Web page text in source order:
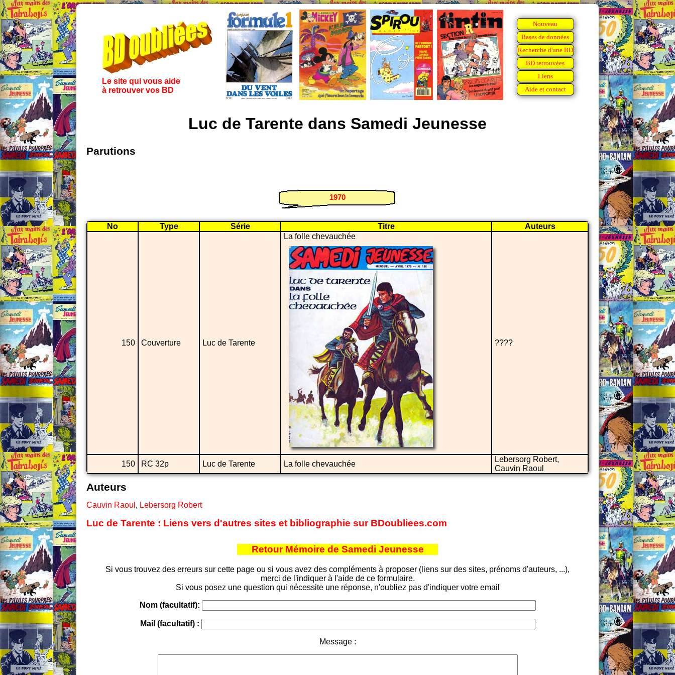
Le site qui vous aide
à retrouver vos BD
Nouveau
Bases de données
Recherche d'une BD
BD retrouvées
Liens
Aide et contact
Luc de Tarente dans Samedi Jeunesse
Parutions
1970
No Type Série Titre Auteurs
150 Couverture Luc de Tarente
La folle chevauchée
????
150 RC 32p Luc de Tarente La folle chevauchée
Lebersorg Robert,
Cauvin Raoul
Auteurs
Cauvin Raoul , Lebersorg Robert
Luc de Tarente : Liens vers d'autres sites et bibliographie sur BDoubliees.com
Retour Mémoire de Samedi Jeunesse
Si vous trouvez des erreurs sur cette page ou si vous avez des compléments à proposer (liens sur des sites, prénoms d'auteurs, ...),
merci de l'indiquer à l'aide de ce formulaire.
Si vous posez une question qui nécessite une réponse, n'oubliez pas d'indiquer votre email
Nom (facultatif):
Mail (facultatif) :
Message :